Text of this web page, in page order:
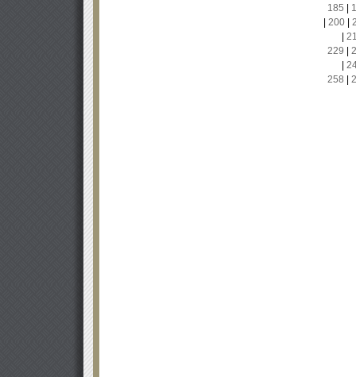
185
200|
229
258